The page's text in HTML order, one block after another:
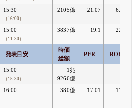
15:30
（16:00）
2105億 21.07 6.21
15:00
（11:30）
3837億 19.1 22.1
発表目安
時価
総額
PER ROE
15:00
（15:30）
1兆
9266億
16:00 380億 17.01 11.5